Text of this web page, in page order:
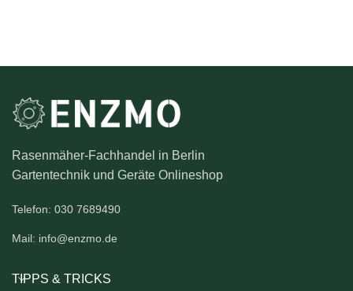
Rasenmäher-Fachhandel in Berlin
Gartentechnik und Geräte Onlineshop
Telefon: 030 7689490
Mail: info@enzmo.de
TIPPS & TRICKS